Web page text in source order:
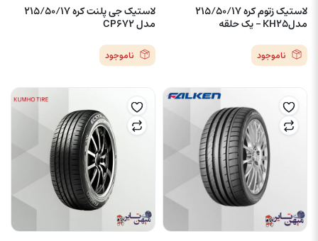
لاستیک زتوم کره 215/50/17
مدلKH25 – یک حلقه
ناموجود
لاستیک جی پلنت کره 215/50/17
مدل CP672
ناموجود